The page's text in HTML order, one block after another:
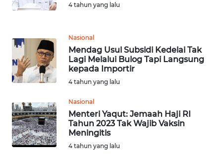
4 tahun yang lalu
Nasional
Mendag Usul Subsidi Kedelai Tak
Lagi Melalui Bulog Tapi Langsung
kepada Importir
4 tahun yang lalu
Nasional
Menteri Yaqut: Jemaah Haji RI
Tahun 2023 Tak Wajib Vaksin
Meningitis
4 tahun yang lalu
WN
MALUKU
MALUT
WN
DAIRI